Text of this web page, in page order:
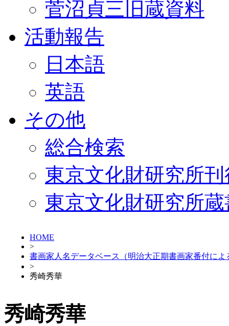
菅沼貞三旧蔵資料
活動報告
日本語
英語
その他
総合検索
東京文化財研究所
東京文化財研究所
HOME
>
書画家人名データベース（明治大正期書画家番付によ
>
秀崎秀華
秀崎秀華